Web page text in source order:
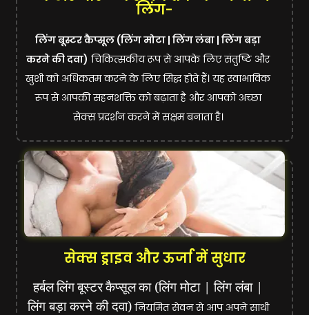
लिंग-
लिंग बूस्टर कैप्सूल (लिंग मोटा | लिंग लंबा | लिंग बड़ा
करने की दवा) चिकित्सकीय रूप से आपके लिए संतुष्टि और
खुशी को अधिकतम करने के लिए सिद्ध होते हैं। यह स्वाभाविक
रूप से आपकी सहनशक्ति को बढ़ाता है और आपको अच्छा
सेक्स प्रदर्शन करने में सक्षम बनाता है।
सेक्स ड्राइव और ऊर्जा में सुधार
हर्बललिंगबूस्टरकैप्सूलका (लिंग मोटा | लिंग लंबा |
लिंग बड़ा करने की दवा)नियमित सेवन से आप अपने साथी